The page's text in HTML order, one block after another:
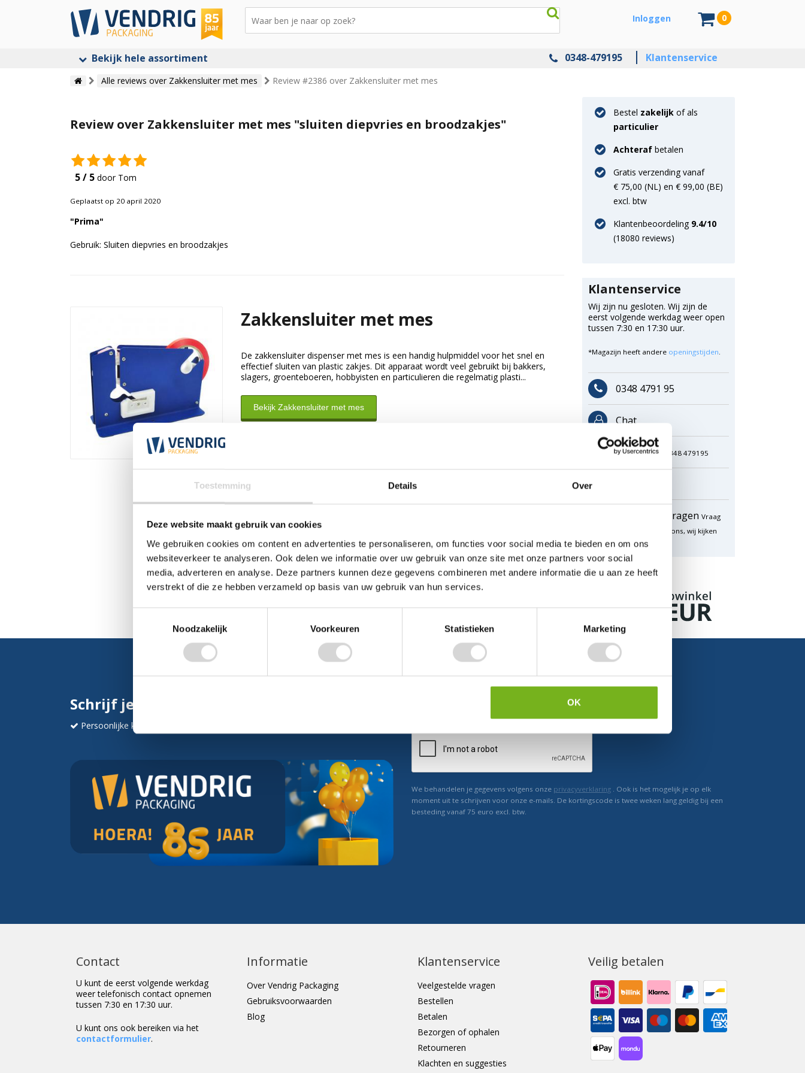
Toestemming Details Over
Deze website maakt gebruik van cookies
We gebruiken cookies om content en advertenties te personaliseren, om functies voor social media te bieden en om ons
websiteverkeer te analyseren. Ook delen we informatie over uw gebruik van onze site met onze partners voor social
media, adverteren en analyse. Deze partners kunnen deze gegevens combineren met andere informatie die u aan ze heeft
verstrekt of die ze hebben verzameld op basis van uw gebruik van hun services.
Noodzakelijk
Voorkeuren Statistieken Marketing
OK
Inloggen 0
Bekijk hele assortiment 0348-479195 Klantenservice
Alle reviews over Zakkensluiter met mes Review #2386 over Zakkensluiter met mes
Review over Zakkensluiter met mes "sluiten diepvries en broodzakjes"
5 / 5 door Tom
Geplaatst op 20 april 2020
"Prima"
Gebruik: Sluiten diepvries en broodzakjes
Zakkensluiter met mes
De zakkensluiter dispenser met mes is een handig hulpmiddel voor het snel en
effectief sluiten van plastic zakjes. Dit apparaat wordt veel gebruikt bij bakkers,
slagers, groenteboeren, hobbyisten en particulieren die regelmatig plasti...
Bekijk Zakkensluiter met mes
Bestel zakelijk of als
particulier
Achteraf betalen
Gratis verzending vanaf
€ 75,00 (NL) en € 99,00 (BE)
excl. btw
Klantenbeoordeling 9.4/10
(18080 reviews)
Klantenservice
Wij zijn nu gesloten. Wij zijn de
eerst volgende werkdag weer open
tussen 7:30 en 17:30 uur.
*Magazijn heeft andere openingstijden.
0348 4791 95
Chat
WhatsApp 0348 479195
Offerte aanvragen Vraag
een speciale prijs op bij ons, wij kijken
naar de mogelijkheden.
Schrijf je in en ontvang direct 5% korting
Persoonlijke korting
Ontvang direct korting
We behandelen je gegevens volgens onze privacyverklaring . Ook is het mogelijk je op elk
moment uit te schrijven voor onze e-mails. De kortingscode is twee weken lang geldig bij een
besteding vanaf 75 euro excl. btw.
Contact
U kunt de eerst volgende werkdag
weer telefonisch contact opnemen
tussen 7:30 en 17:30 uur.
U kunt ons ook bereiken via het
contactformulier.
Informatie
Over Vendrig Packaging
Gebruiksvoorwaarden
Blog
Klantenservice
Veelgestelde vragen
Bestellen
Betalen
Bezorgen of ophalen
Retourneren
Klachten en suggesties
Veilig betalen